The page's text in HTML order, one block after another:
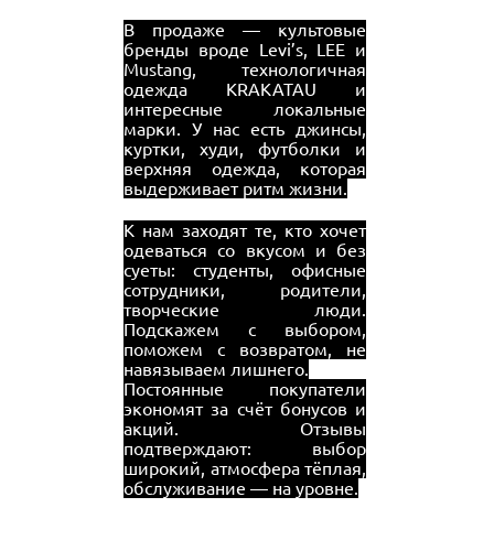
В продаже — культовые
бренды вроде Levi’s, LEE и
Mustang, технологичная
одежда KRAKATAU и
интересные локальные
марки. У нас есть джинсы,
куртки, худи, футболки и
верхняя одежда, которая
выдерживает ритм жизни.
К нам заходят те, кто хочет
одеваться со вкусом и без
суеты: студенты, офисные
сотрудники, родители,
творческие люди.
Подскажем с выбором,
поможем с возвратом, не
навязываем лишнего.
Постоянные покупатели
экономят за счёт бонусов и
акций. Отзывы
подтверждают: выбор
широкий, атмосфера тёплая,
обслуживание — на уровне.